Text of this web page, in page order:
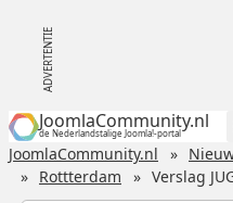
JoomlaCommunity.nl
de Nederlandstalige Joomla!-portal
JoomlaCommunity.nl
Rottterdam
Verslag